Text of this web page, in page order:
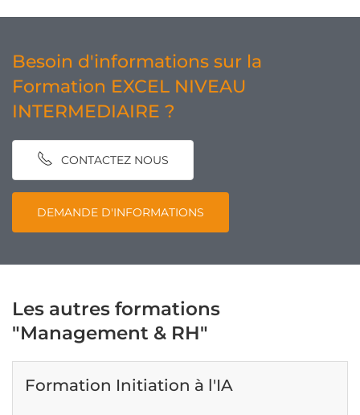
Besoin d'informations sur la
Formation EXCEL NIVEAU
INTERMEDIAIRE ?
CONTACTEZ NOUS
DEMANDE D'INFORMATIONS
Les autres formations
"Management & RH"
Formation Initiation à l'IA